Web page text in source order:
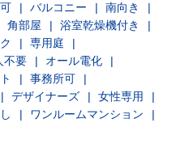
バルコニー
南向き
角部屋
浴室乾燥機付き
専用庭
不要
オール電化
事務所可
デザイナーズ
女性専用
ワンルームマンション